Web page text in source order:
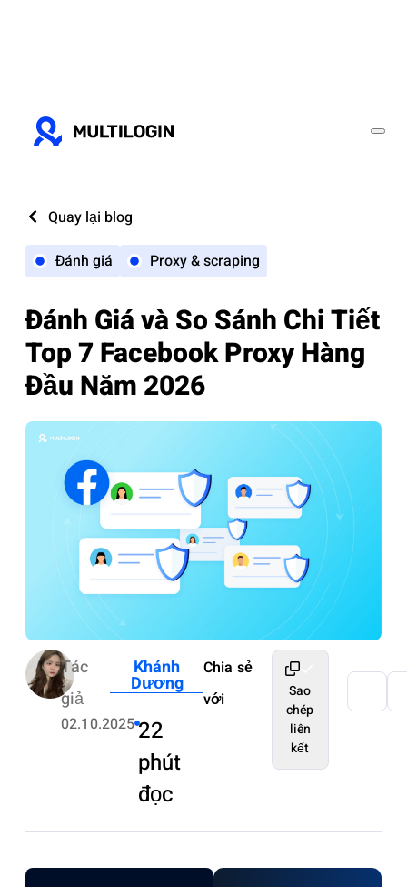
Quay lại blog
Đánh giá
Proxy & scraping
Đánh Giá và So Sánh Chi Tiết
Top 7 Facebook Proxy Hàng
Đầu Năm 2026
Tác
giả
Khánh
Dương
02.10.202522
phút
đọc
Chia sẻ
với
Sao
chép
liên
kết